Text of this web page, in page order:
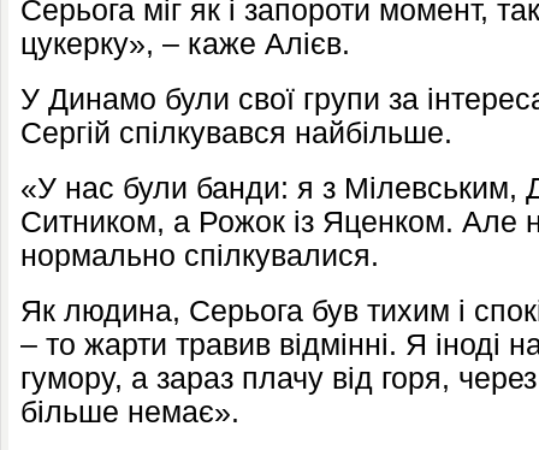
Серьога міг як і запороти момент,
цукерку», – каже Алієв.
У Динамо були свої групи за
Сергій спілкувався найбільше.
«У нас були банди: я з Мілевським,
Ситником, а Рожок із Яценком. Але
нормально спілкувалися.
Як людина, Серьога був тихим і
– то жарти травив відмінні. Я іноді
гумору, а зараз плачу від горя,
більше немає».